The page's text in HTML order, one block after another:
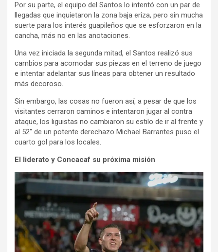
Por su parte, el equipo del Santos lo intentó con un par de
llegadas que inquietaron la zona baja eriza, pero sin mucha
suerte para los interés guapileños que se esforzaron en la
cancha, más no en las anotaciones.
Una vez iniciada la segunda mitad, el Santos realizó sus
cambios para acomodar sus piezas en el terreno de juego
e intentar adelantar sus líneas para obtener un resultado
más decoroso.
Sin embargo, las cosas no fueron así, a pesar de que los
visitantes cerraron caminos e intentaron jugar al contra
ataque, los liguistas no cambiaron su estilo de ir al frente y
al 52″ de un potente derechazo Michael Barrantes puso el
cuarto gol para los locales.
El liderato y Concacaf su próxima misión